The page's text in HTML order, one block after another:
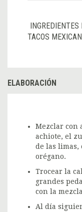
TACOS
ELABORACIÓN
Mezclar con
achiote, el
de las limas,
orégano.
Trocear la
grandes
con la
Al día